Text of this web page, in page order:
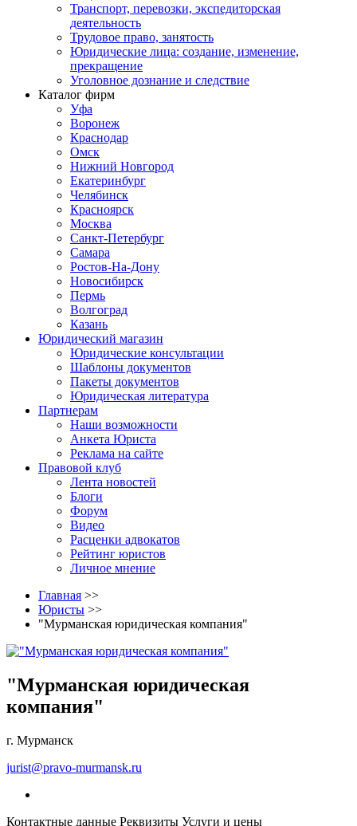
Транспорт, перевозки, экспедиторская
деятельность
Трудовое право, занятость
Юридические лица: создание, изменение,
прекращение
Уголовное дознание и следствие
Каталог фирм
Уфа
Воронеж
Краснодар
Омск
Нижний Новгород
Екатеринбург
Челябинск
Красноярск
Москва
Санкт-Петербург
Самара
Ростов-На-Дону
Новосибирск
Пермь
Волгоград
Казань
Юридический магазин
Юридические консультации
Шаблоны документов
Пакеты документов
Юридическая литература
Партнерам
Наши возможности
Анкета Юриста
Реклама на сайте
Правовой клуб
Лента новостей
Блоги
Форум
Видео
Расценки адвокатов
Рейтинг юристов
Личное мнение
Главная >>
Юристы >>
"Мурманская юридическая компания"
"Мурманская юридическая
компания"
г. Мурманск
jurist@pravo-murmansk.ru
Контактные данные Реквизиты Услуги и цены